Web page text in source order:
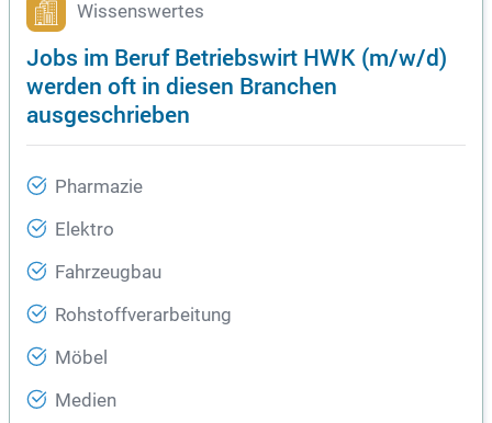
Wissenswertes
Jobs im Beruf Betriebswirt HWK (m/w/d)
werden oft in diesen Branchen
ausgeschrieben
Pharmazie
Elektro
Fahrzeugbau
Rohstoffverarbeitung
Möbel
Medien